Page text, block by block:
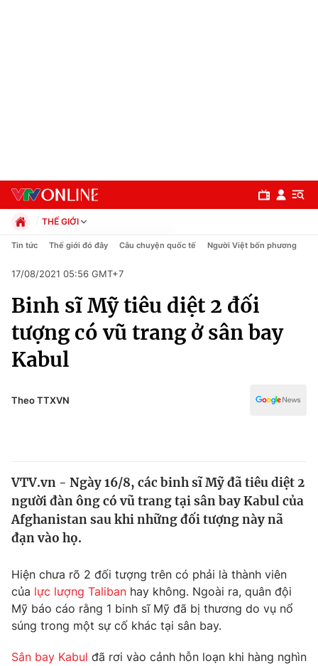
Chuyên mục
Chính trị
Xã hội
Pháp luật
Thế giới
Tin tức
Thế giới đó đây
Câu chuyện quốc tế
Kinh tế
Thị trường
Góc doanh nghiệp
Dữ liệu và đời sống
Truyền hình
Giải trí
THẾ GIỚI
Chính trị
Pháp luật
Kinh tế
Thể thao
Truyền hình
Văn hóa - Giải trí
Tin tức Thế giới đó đây Câu chuyện quốc tế Người Việt bốn phương
17/08/2021 05:56 GMT+7
Binh sĩ Mỹ tiêu diệt 2 đối
tượng có vũ trang ở sân bay
Kabul
Theo TTXVN
VTV.vn - Ngày 16/8, các binh sĩ Mỹ đã tiêu diệt 2
người đàn ông có vũ trang tại sân bay Kabul của
Afghanistan sau khi những đối tượng này nã
đạn vào họ.
Hiện chưa rõ 2 đối tượng trên có phải là thành viên
của lực lượng Taliban hay không. Ngoài ra, quân đội
Mỹ báo cáo rằng 1 binh sĩ Mỹ đã bị thương do vụ nổ
súng trong một sự cố khác tại sân bay.
Sân bay Kabul đã rơi vào cảnh hỗn loạn khi hàng nghìn